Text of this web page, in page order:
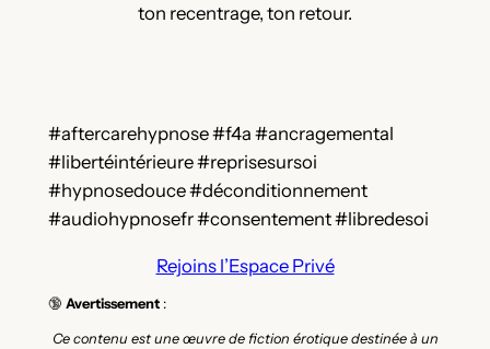
ton recentrage, ton retour.
#aftercarehypnose #f4a #ancragemental
#libertéintérieure #reprisesursoi
#hypnosedouce #déconditionnement
#audiohypnosefr #consentement #libredesoi
Rejoins l’Espace Privé
🔞 Avertissement:
Ce contenu est une œuvre de fiction érotique destinée à un